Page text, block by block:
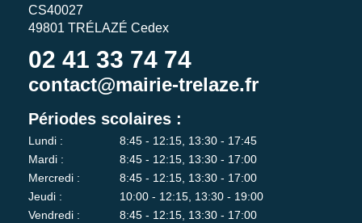
CS40027
49801 TRÉLAZÉ Cedex
02 41 33 74 74
contact@mairie-trelaze.fr
Périodes scolaires :
Lundi :
8:45 - 12:15, 13:30 - 17:45
Mardi :
8:45 - 12:15, 13:30 - 17:00
Mercredi :
8:45 - 12:15, 13:30 - 17:00
Jeudi :
10:00 - 12:15, 13:30 - 19:00
Vendredi :
8:45 - 12:15, 13:30 - 17:00